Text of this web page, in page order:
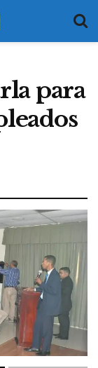
para